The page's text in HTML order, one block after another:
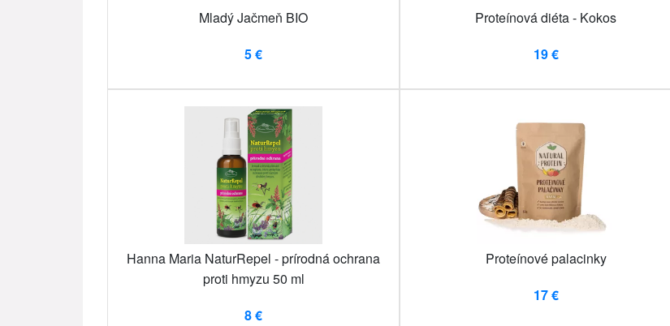
Mladý Jačmeň BIO
5 €
Proteínová diéta - Kokos
19 €
Hanna Maria NaturRepel - prírodná ochrana
proti hmyzu 50 ml
8 €
Proteínové palacinky
17 €